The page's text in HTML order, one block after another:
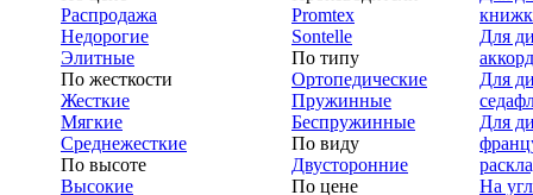
Распродажа
Недорогие
Элитные
По жесткости
Жесткие
Мягкие
Среднежесткие
По высоте
Высокие
Promtex
Sontelle
По типу
Ортопедические
Пружинные
Беспружинные
По виду
Двусторонние
По цене
Для
Для
Для
На